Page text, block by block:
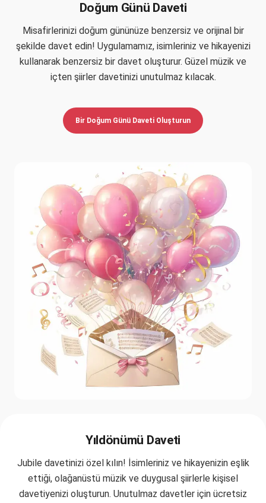
Doğum Günü Daveti
Misafirlerinizi doğum gününüze benzersiz ve orijinal bir
şekilde davet edin! Uygulamamız, isimleriniz ve hikayenizi
kullanarak benzersiz bir davet oluşturur. Güzel müzik ve
içten şiirler davetinizi unutulmaz kılacak.
Bir Doğum Günü Daveti Oluşturun
Yıldönümü Daveti
Jubile davetinizi özel kılın! İsimleriniz ve hikayenizin eşlik
ettiği, olağanüstü müzik ve duygusal şiirlerle kişisel
davetiyenizi oluşturun. Unutulmaz davetler için ücretsiz